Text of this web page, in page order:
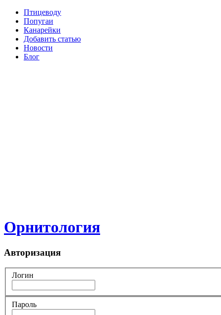
Птицеводу
Попугаи
Канарейки
Добавить статью
Новости
Блог
Орнитология
Авторизация
Логин
Пароль